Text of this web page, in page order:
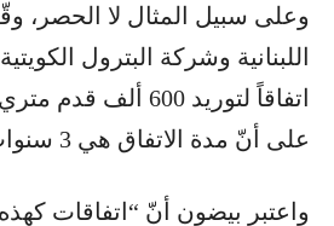
وعلى سبيل المثال لا الحصر،
اتفاقاً لتوريد 600
على أنّ مدة الاتفاق هي 3 سنوات.
واعتبر بيضون أنّ “اتفاقات